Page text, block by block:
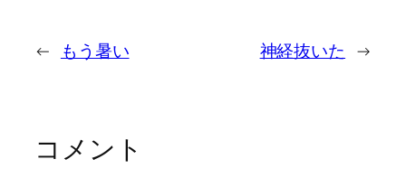
← もう暑い 神経抜いた →
コメント